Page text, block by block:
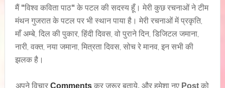
मैं “विश्व कविता पाठ“के पटल की सदस्य हूँ। मेरी कुछ रचनाओं ने टीम
मंथन गुजरात के पटल पर भी स्थान पाया है। मेरी रचनाओं में प्रकृति,
माँ अम्बे, दिल की पुकार, हिंदी दिवस, वो पुराने दिन, डिजिटल जमाना,
नारी, वक्त, नया जमाना, मित्रता दिवस, सोच रे मानव, इन सभी की
झलक है।
अपने विचारComments कर जरूर बताये, और हमेशा नए Post को